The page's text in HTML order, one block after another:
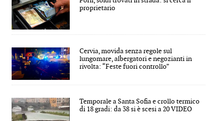
proprietario
Cervia, movida senza regole sul
lungomare, albergatori e negozianti in
rivolta: “Feste fuori controllo”
Temporale a Santa Sofia e crollo termico
di 18 gradi: da 38 si è scesi a 20 VIDEO